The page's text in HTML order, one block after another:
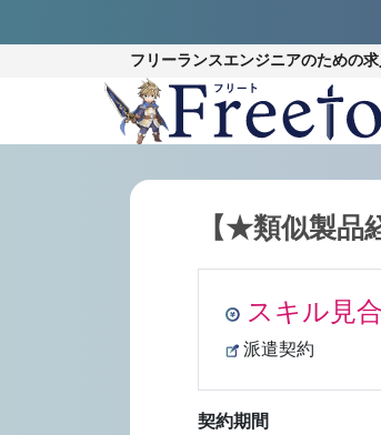
フリーランスエンジニアのための
【★類似製品
スキル見
派遣契約
契約期間